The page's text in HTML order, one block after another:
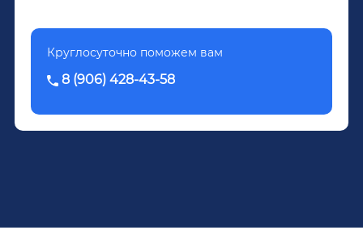
Круглосуточно поможем вам
8 (906) 428-43-58